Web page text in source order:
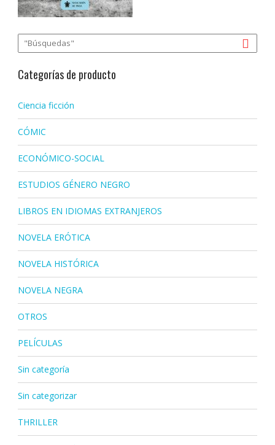
Categorías de producto
Ciencia ficción
CÓMIC
ECONÓMICO-SOCIAL
ESTUDIOS GÉNERO NEGRO
LIBROS EN IDIOMAS EXTRANJEROS
NOVELA ERÓTICA
NOVELA HISTÓRICA
NOVELA NEGRA
OTROS
PELÍCULAS
Sin categoría
Sin categorizar
THRILLER